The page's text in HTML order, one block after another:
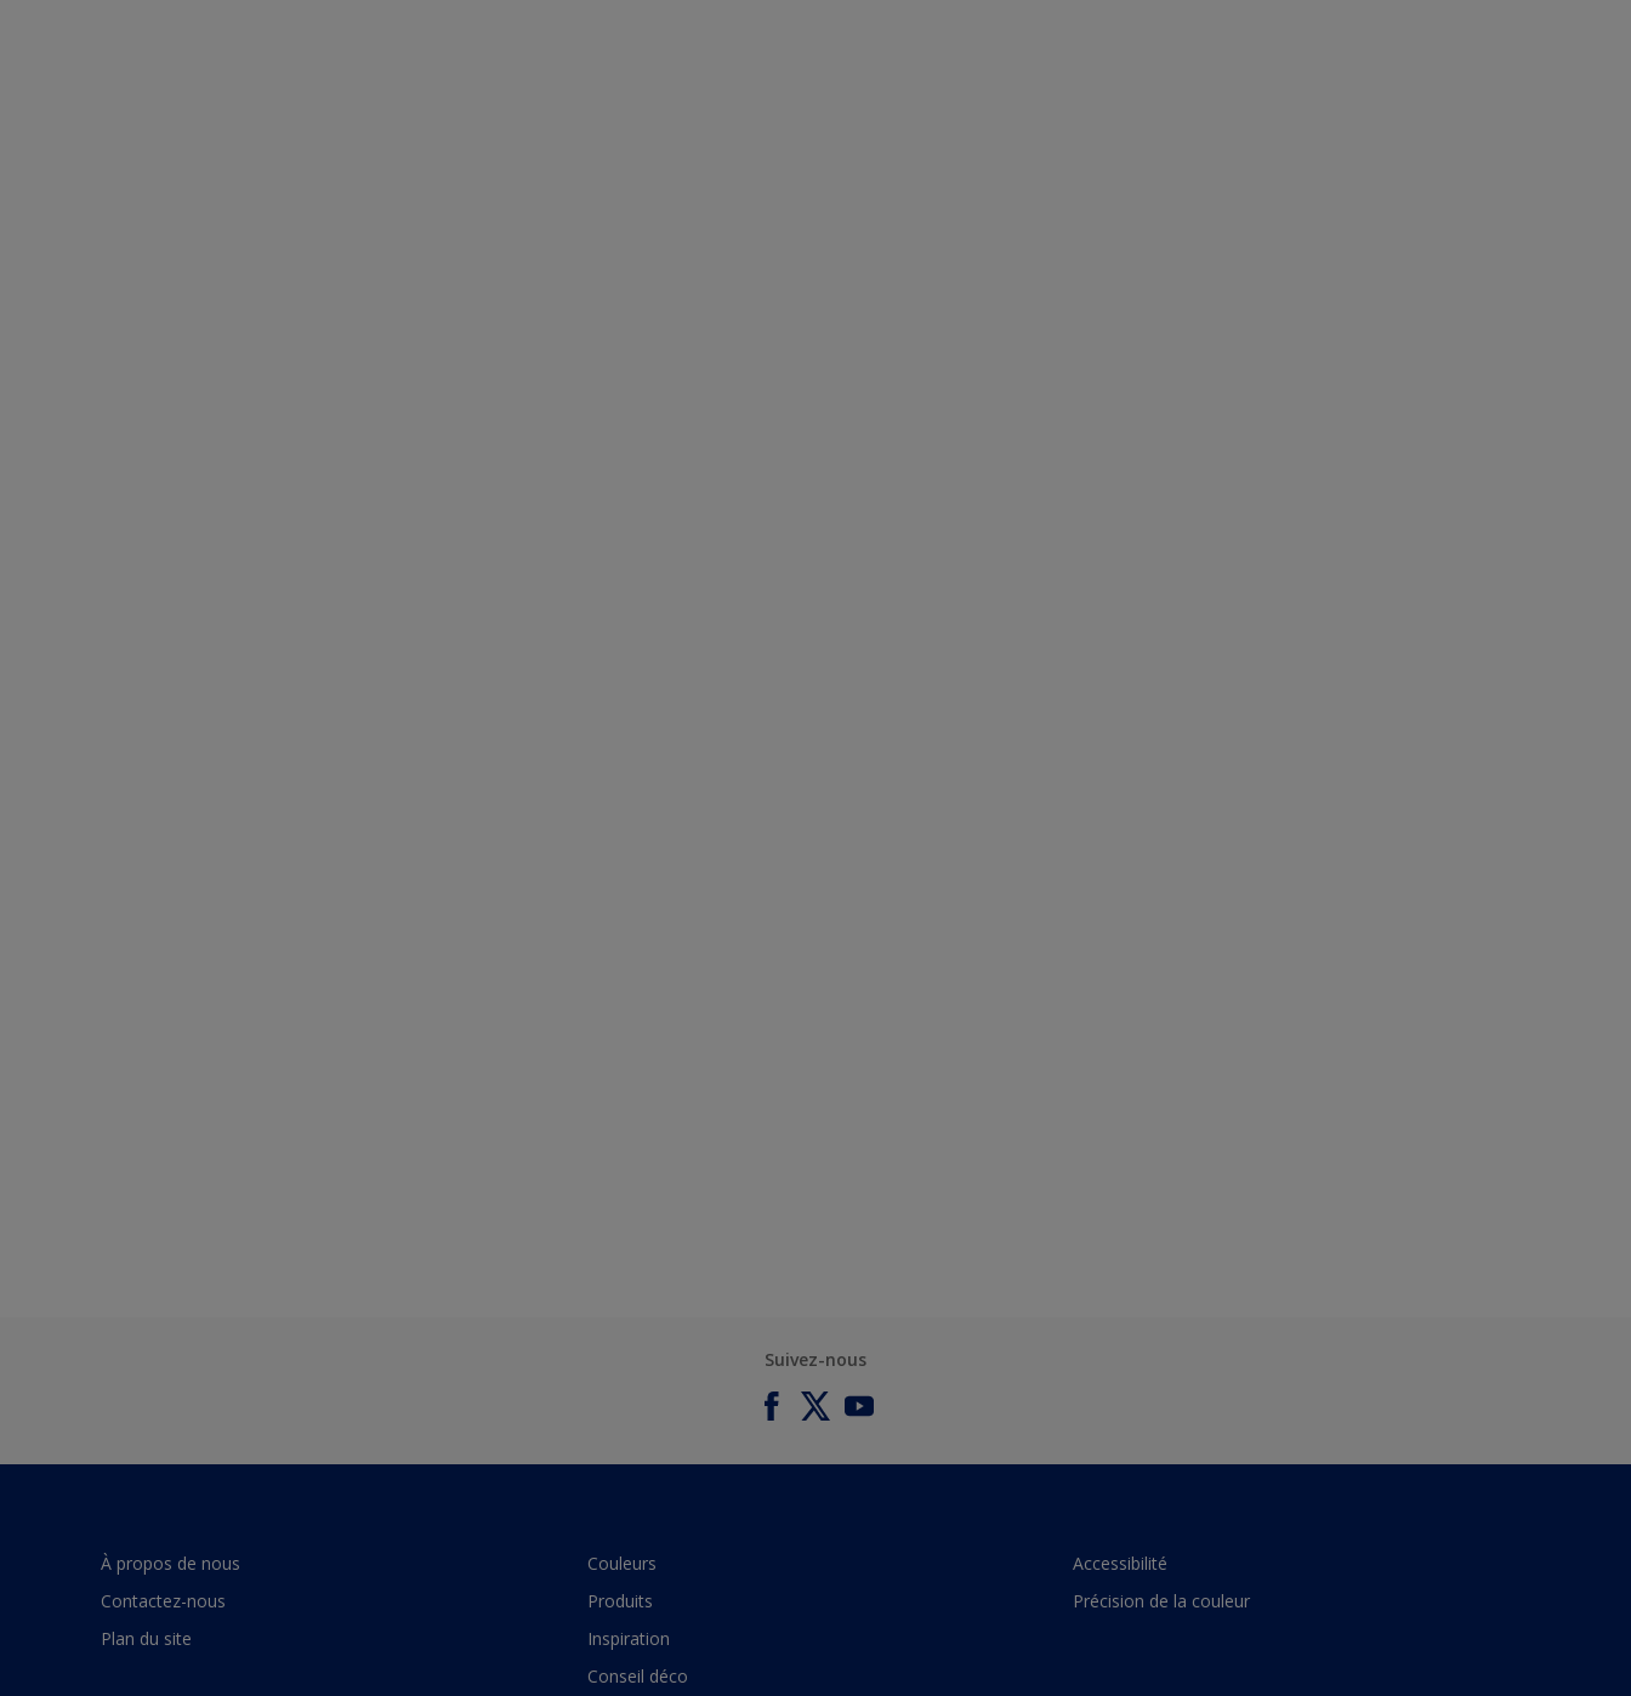
Suivez-nous
À propos de nous
Contactez-nous
Plan du site
Couleurs
Produits
Inspiration
Conseil déco
Accessibilité
Précision de la couleur